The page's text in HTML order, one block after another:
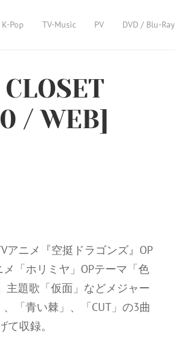
K-Pop TV-Music PV DVD / Blu-Ray
/ WEB]
アニメ『空挺ドラゴンズ』OP
「ホリミヤ」OPテーマ「色
主題歌「仮面」などメジャー
「青い棘」、「CUT」の3曲
収録。